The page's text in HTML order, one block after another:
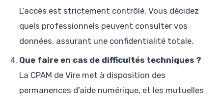
L’accès est strictement contrôlé. Vous décidez
quels professionnels peuvent consulter vos
données, assurant une confidentialité totale.
Que faire en cas de difficultés techniques ?
La CPAM de Vire met à disposition des
permanences d’aide numérique, et les mutuelles